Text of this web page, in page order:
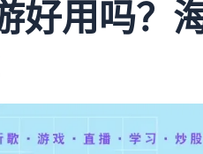
好用吗？